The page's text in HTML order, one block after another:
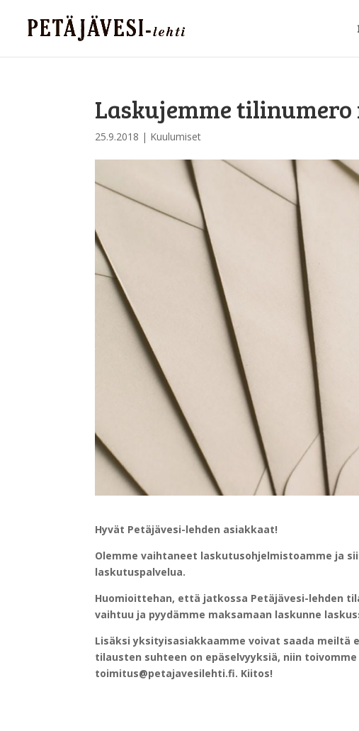
Laskujemme
25.9.2018 | Kuulumiset
Hyvät Petäjävesi-lehden asiakkaat!
Olemme vaihtaneet laskutusohjelmistoamme ja
laskutuspalvelua.
Huomioittehan, että jatkossa Petäjävesi-lehden
vaihtuu ja pyydämme maksamaan laskunne
Lisäksi yksityisasiakkaamme voivat saada meiltä
tilausten suhteen on epäselvyyksiä, niin
toimitus@petajavesilehti.fi. Kiitos!